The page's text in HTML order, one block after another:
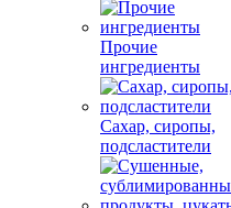
Прочие
ингредиенты
Сахар, сиропы,
подсластители